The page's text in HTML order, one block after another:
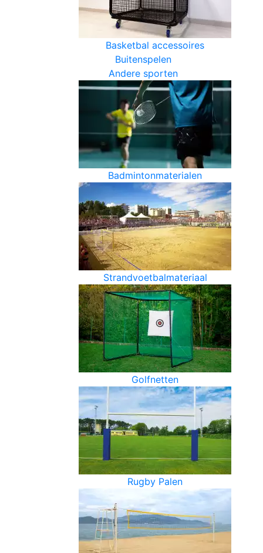
Basketbal accessoires
Buitenspelen
Andere sporten
Badmintonmaterialen
Strandvoetbalmateriaal
Golfnetten
Rugby Palen